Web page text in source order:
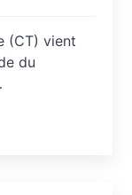
(CT) vient
du